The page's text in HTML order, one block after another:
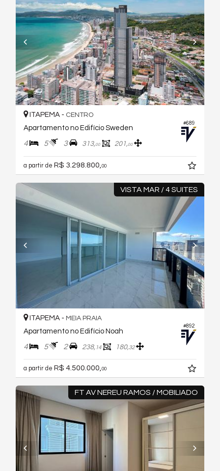
#689
ITAPEMA - CENTRO
Apartamento no Edifício Sweden
4 5 3 313,00 201,00
a partir de R$ 3.298.800, 00
VISTA MAR / 4 SUITES
#892
ITAPEMA - MEIA PRAIA
Apartamento no Edifício Noah
4 5 2 238, 14 180,32
a partir de R$ 4.500.000, 00
FT AV NEREU RAMOS / MOBILIADO